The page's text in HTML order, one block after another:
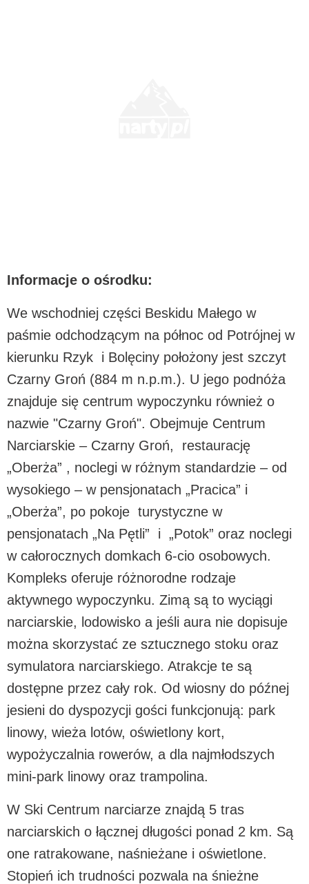
Informacje o ośrodku:
We wschodniej części Beskidu Małego w
paśmie odchodzącym na północ od Potrójnej w
kierunku Rzyk i Bolęciny położony jest szczyt
Czarny Groń (884 m n.p.m.). U jego podnóża
znajduje się centrum wypoczynku również o
nazwie "Czarny Groń". Obejmuje Centrum
Narciarskie – Czarny Groń, restaurację
„Oberża” , noclegi w różnym standardzie – od
wysokiego – w pensjonatach „Pracica” i
„Oberża”, po pokoje turystyczne w
pensjonatach „Na Pętli” i „Potok” oraz noclegi
w całorocznych domkach 6-cio osobowych.
Kompleks oferuje różnorodne rodzaje
aktywnego wypoczynku. Zimą są to wyciągi
narciarskie, lodowisko a jeśli aura nie dopisuje
można skorzystać ze sztucznego stoku oraz
symulatora narciarskiego. Atrakcje te są
dostępne przez cały rok. Od wiosny do późnej
jesieni do dyspozycji gości funkcjonują: park
linowy, wieża lotów, oświetlony kort,
wypożyczalnia rowerów, a dla najmłodszych
mini-park linowy oraz trampolina.
W Ski Centrum narciarze znajdą 5 tras
narciarskich o łącznej długości ponad 2 km. Są
one ratrakowane, naśnieżane i oświetlone.
Stopień ich trudności pozwala na śnieżne